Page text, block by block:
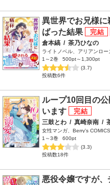
異世界でお兄様
ばった結果
倉本縞 / 茶乃ひなの
ライトノベル、アリアンロー
1～2巻
500pt～1,300pt
(3.7)
投稿数6件
ループ10回目の
います
三鼓とわ / 真崎奈南 /
女性マンガ、Berry's
1～3巻
600pt
(3.3)
投稿数18件
悪役令嬢ですが